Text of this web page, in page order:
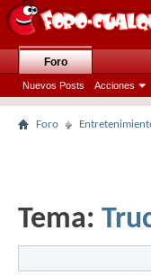
Foro
Nuevos Posts Acciones
Foro
Tema: